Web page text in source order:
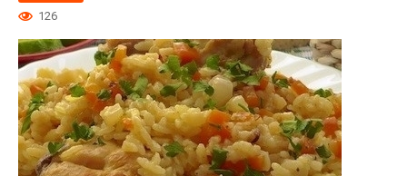
126